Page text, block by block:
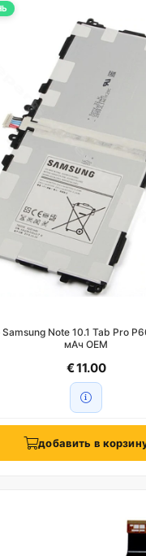
Note 10.1 Tab Pro
мАч OEM
€ 11.00
добавить в